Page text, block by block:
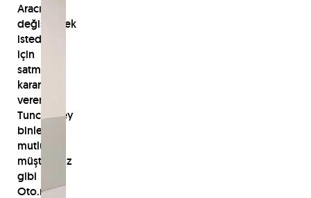
Aracını
değiştirmek
istediği
için
satmaya
karar
veren
Tuncay Bey
binlerce
mutlu
müşterimiz
gibi
Oto.net'i